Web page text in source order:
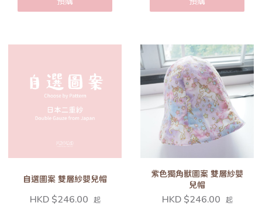
自選圖案 雙層紗嬰兒帽
HKD $246.00 起
紫色獨角獸圖案 雙層紗嬰
兒帽
HKD $246.00 起